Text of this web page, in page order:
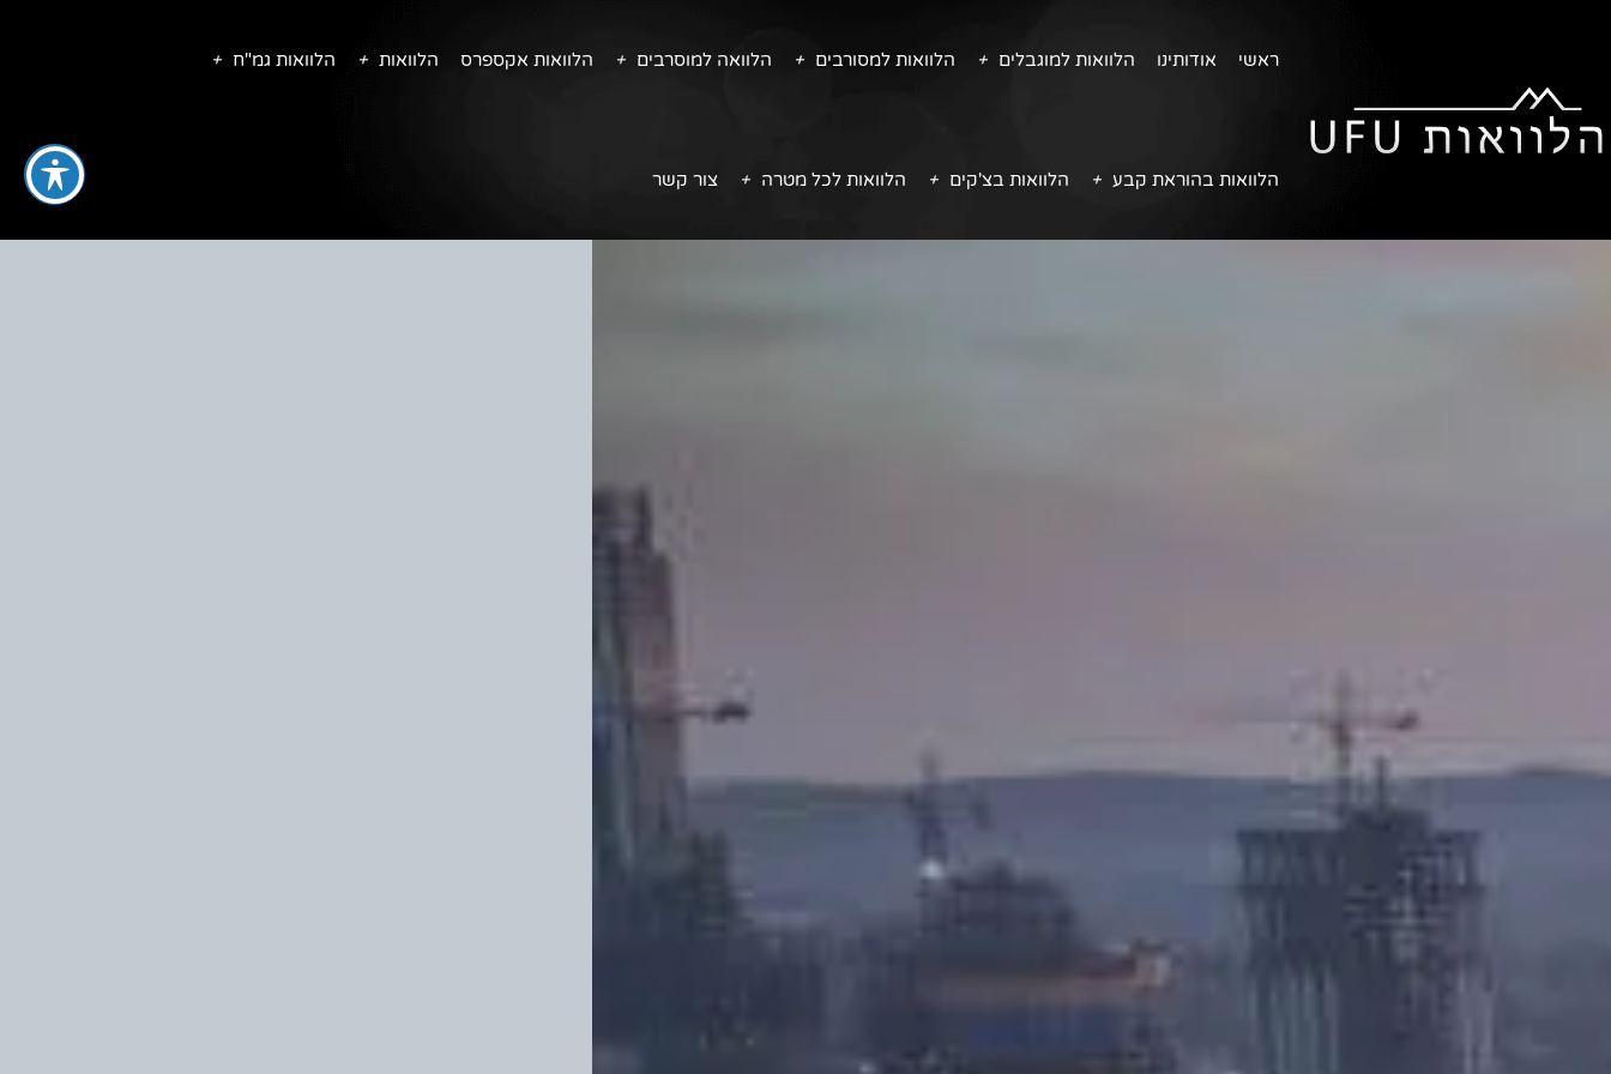
ראשי אודותינו הלוואות למוגבלים הלוואות למסורבים הלוואה למוסרבים הלוואות אקספרס הלוואות הלוואות גמ"ח
הלוואות בהוראת קבע הלוואות בצ'קים הלוואות לכל מטרה צור קשר